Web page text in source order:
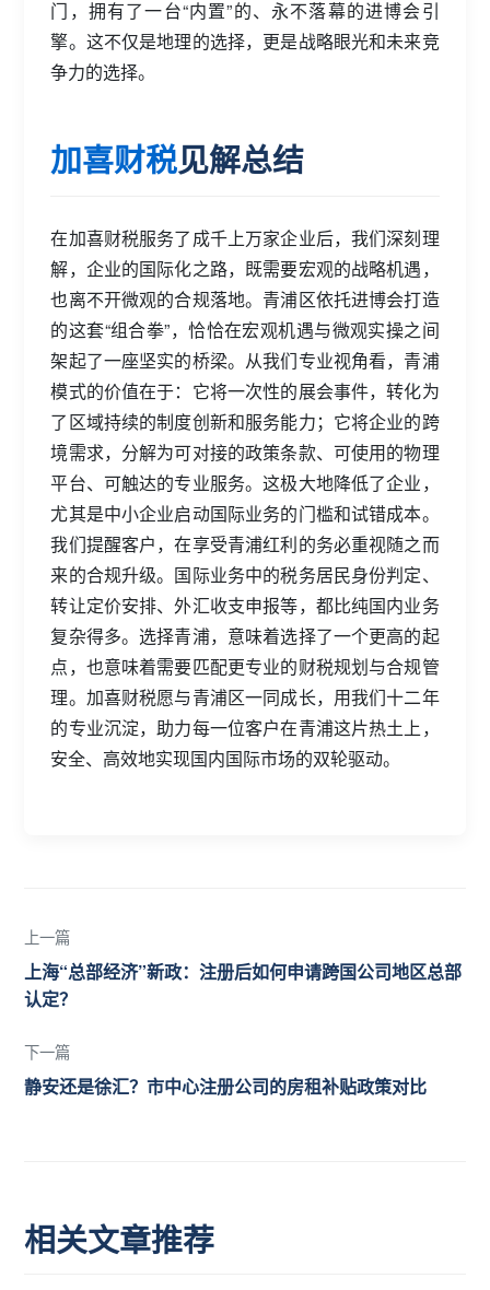
门，拥有了一台“内置”的、永不落幕的进博会引
擎。这不仅是地理的选择，更是战略眼光和未来竞
争力的选择。
加喜财税见解总结
在加喜财税服务了成千上万家企业后，我们深刻理
解，企业的国际化之路，既需要宏观的战略机遇，
也离不开微观的合规落地。青浦区依托进博会打造
的这套“组合拳”，恰恰在宏观机遇与微观实操之间
架起了一座坚实的桥梁。从我们专业视角看，青浦
模式的价值在于：它将一次性的展会事件，转化为
了区域持续的制度创新和服务能力；它将企业的跨
境需求，分解为可对接的政策条款、可使用的物理
平台、可触达的专业服务。这极大地降低了企业，
尤其是中小企业启动国际业务的门槛和试错成本。
我们提醒客户，在享受青浦红利的务必重视随之而
来的合规升级。国际业务中的税务居民身份判定、
转让定价安排、外汇收支申报等，都比纯国内业务
复杂得多。选择青浦，意味着选择了一个更高的起
点，也意味着需要匹配更专业的财税规划与合规管
理。加喜财税愿与青浦区一同成长，用我们十二年
的专业沉淀，助力每一位客户在青浦这片热土上，
安全、高效地实现国内国际市场的双轮驱动。
上一篇
上海“总部经济”新政：注册后如何申请跨国公司地区总部
认定？
下一篇
静安还是徐汇？市中心注册公司的房租补贴政策对比
相关文章推荐